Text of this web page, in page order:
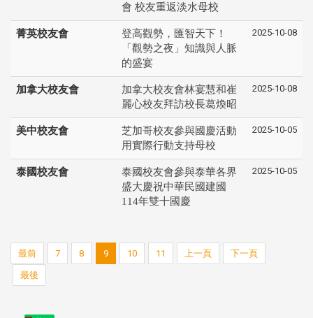
會 校友重返淡水母校
菁英校友會
登高觀勢，匯智天下！
「觀勢之夜」知識與人脈
的盛宴
2025-10-08
加拿大校友會
加拿大校友會林宴慧和崔
麗心校友拜訪校長葛煥昭
2025-10-08
美中校友會
芝加哥校友參與國慶活動
用實際行動支持母校
2025-10-05
泰國校友會
泰國校友會參與泰華各界
盛大慶祝中華民國建國
114年雙十國慶
2025-10-05
最前 7 8 9 10 11 上一頁 下一頁
最後